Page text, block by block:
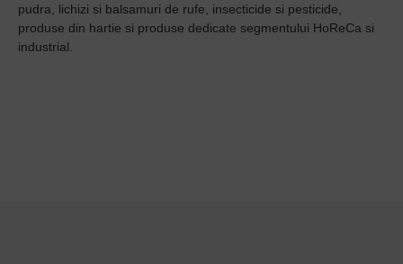
pudra, lichizi si balsamuri de rufe, insecticide si pesticide,
produse din hartie si produse dedicate segmentului HoReCa si
industrial.